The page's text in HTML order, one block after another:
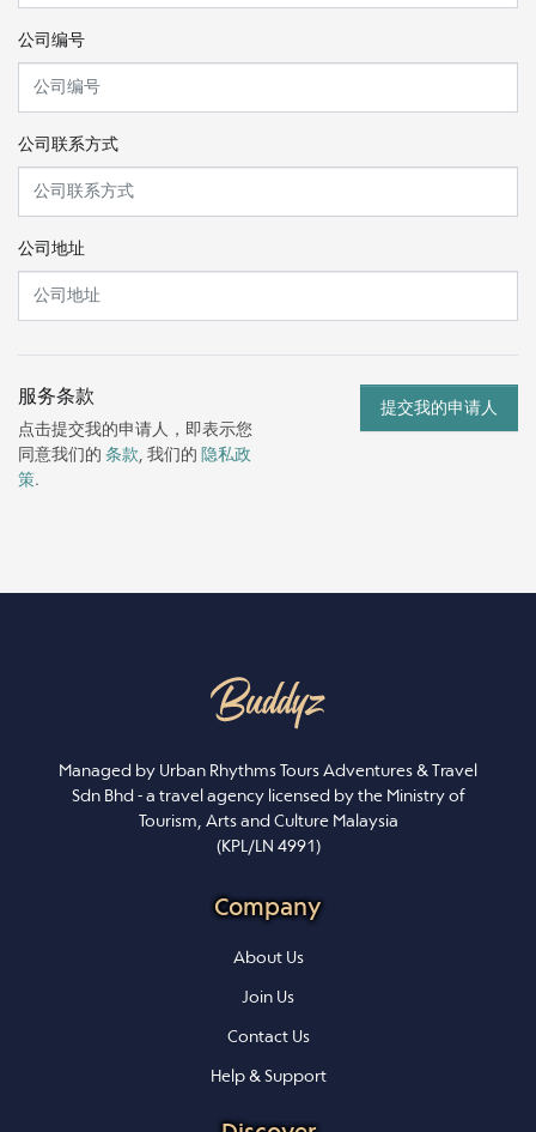
公司编号
公司联系方式
公司地址
服务条款
点击提交我的申请人，即表示您
同意我们的 条款 , 我们的 隐私政
策.
Managed by Urban Rhythms Tours Adventures & Travel
Sdn Bhd - a travel agency licensed by the Ministry of
Tourism, Arts and Culture Malaysia
(KPL/LN 4991)
Company
About Us
Join Us
Contact Us
Help & Support